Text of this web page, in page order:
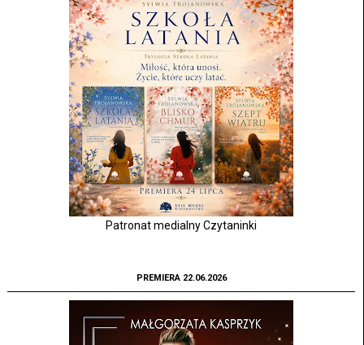
Patronat medialny Czytaninki
PREMIERA 22.06.2026